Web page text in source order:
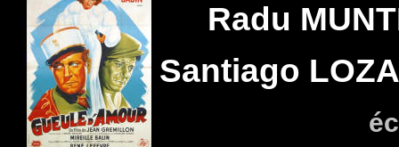
Radu
Santiago LOZA